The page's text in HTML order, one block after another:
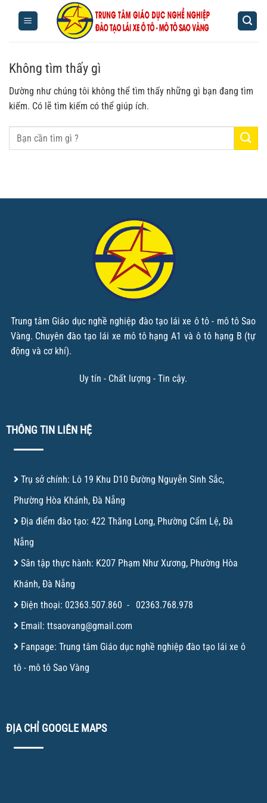
Không tìm thấy gì
Dường như chúng tôi không thể tìm thấy những gì bạn đang tìm
kiếm. Có lẽ tìm kiếm có thể giúp ích.
Trung tâm Giáo dục nghề nghiệp đào tạo lái xe ô tô - mô tô Sao
Vàng. Chuyên đào tạo lái xe mô tô hạng A1 và ô tô hạng B (tự
động và cơ khí).
Uy tín - Chất lượng - Tin cậy.
THÔNG TIN LIÊN HỆ
Trụ sở chính: Lô 19 Khu D10 Đường Nguyễn Sinh Sắc,
Phường Hòa Khánh, Đà Nẵng
Địa điểm đào tạo: 422 Thăng Long, Phường Cẩm Lệ, Đà
Nẵng
Sân tập thực hành: K207 Phạm Như Xương, Phường Hòa
Khánh, Đà Nẵng
Điện thoại: 02363.507.860 - 02363.768.978
Email: ttsaovang@gmail.com
Fanpage: Trung tâm Giáo dục nghề nghiệp đào tạo lái xe ô
tô - mô tô Sao Vàng
ĐỊA CHỈ GOOGLE MAPS